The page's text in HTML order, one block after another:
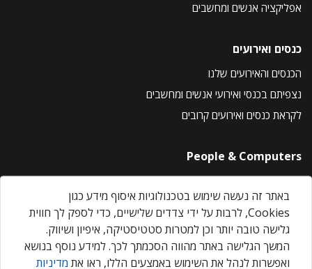
אפליקציה אנשים ומחשבים
כנסים ואירועים
הכנסים והאירועים שלנו
נצפיתם בכנסי ואירועי אנשים ומחשבים
לקראת כנסים ואירועים קרובים
People & Computers
About Us
Privacy Policy
Contact Us
Our Events
באתר זה נעשה שימוש בטכנולוגיות איסוף מידע כגון
Cookies, לרבות על ידי צדדים שלישיים, כדי לספק לך חווית
גלישה טובה יותר וכן למטרות סטטיסטיקה, איפיון ושיווק.
המשך הגלישה באתר מהווה הסכמתך לכך. למידע נוסף בנושא
ואפשרות לנהל את השימוש באמצעים הללו, ראו את מדיניות